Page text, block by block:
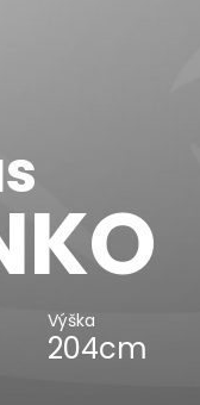
Výška
204cm